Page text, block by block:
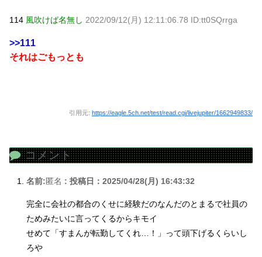
114 風吹けば名無し 2022/09/12(月) 12:11:06.78 ID:tt0SQrrga
>>111
それはごもっとも
引用元: https://eagle.5ch.net/test/read.cgi/livejupiter/1662949833/
コメント
名前:匿名 : 投稿日：2025/04/28(月) 16:43:32
完全に会社の都合のくせに経験だのなんだのとまるで社員の
ためみたいに言ってくるからキモイ
せめて「すまんが転勤してくれ…！」って頭下げるくらいし
ろや